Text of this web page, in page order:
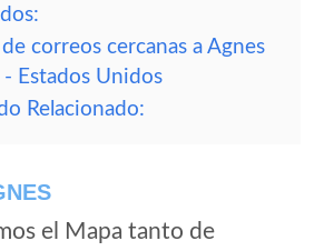
correos cercanas a Agnes
Estados Unidos
Relacionado:
el Mapa tanto de